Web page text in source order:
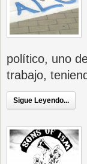
político, uno
trabajo,
Sigue Leyendo...